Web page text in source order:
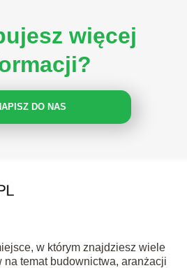
więcej
DO NAS
w którym znajdziesz wiele
na temat budownictwa, aranżacji